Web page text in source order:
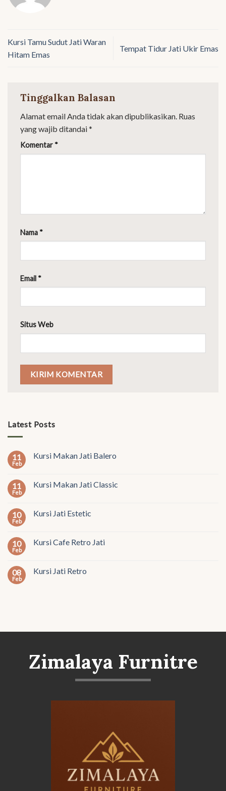
Kursi Tamu Sudut Jati Waran
Hitam Emas
Tempat Tidur Jati Ukir Emas
Tinggalkan Balasan
Alamat email Anda tidak akan dipublikasikan. Ruas
yang wajib ditandai*
Komentar *
Nama *
Email *
Situs Web
Latest Posts
11
Feb
Kursi Makan Jati Balero
11
Feb
Kursi Makan Jati Classic
10
Feb
Kursi Jati Estetic
10
Feb
Kursi Cafe Retro Jati
08
Feb
Kursi Jati Retro
Zimalaya Furnitre